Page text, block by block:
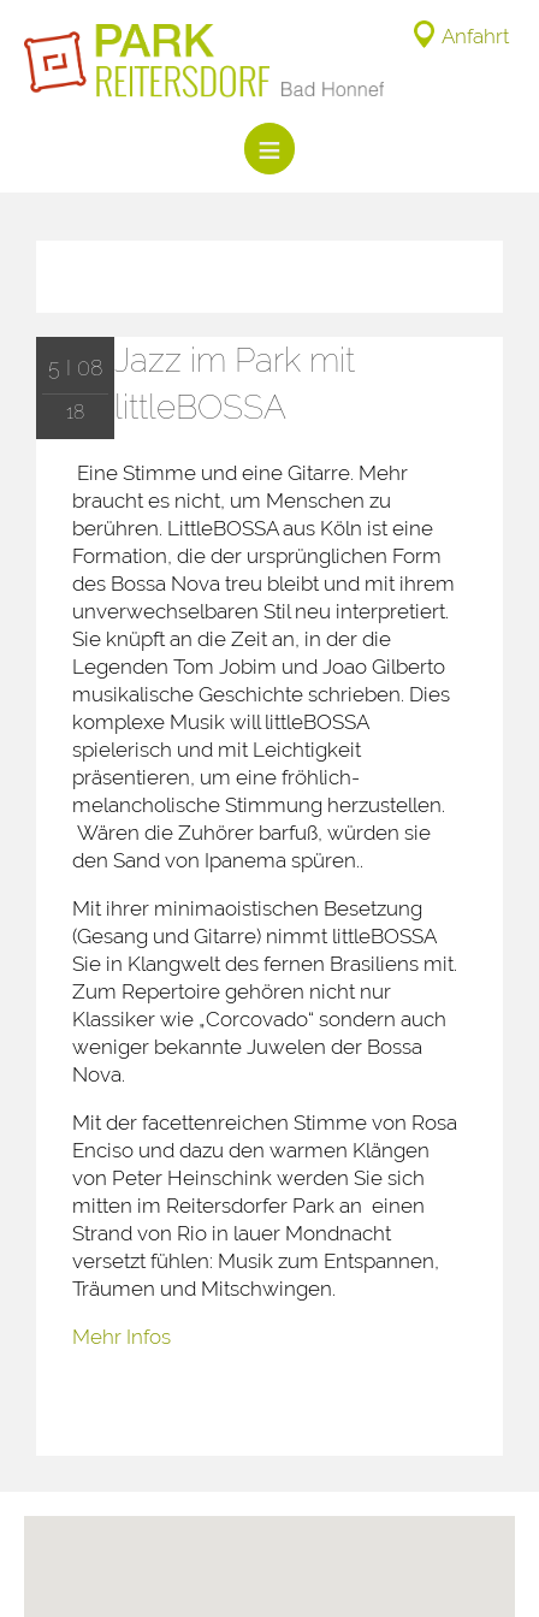
Anfahrt
5 I 08
18
Jazz im Park mit
littleBOSSA
Eine Stimme und eine Gitarre. Mehr
braucht es nicht, um Menschen zu
berühren. LittleBOSSA aus Köln ist eine
Formation, die der ursprünglichen Form
des Bossa Nova treu bleibt und mit ihrem
unverwechselbaren Stil neu interpretiert.
Sie knüpft an die Zeit an, in der die
Legenden Tom Jobim und Joao Gilberto
musikalische Geschichte schrieben. Dies
komplexe Musik will littleBOSSA
spielerisch und mit Leichtigkeit
präsentieren, um eine fröhlich-
melancholische Stimmung herzustellen.
Wären die Zuhörer barfuß, würden sie
den Sand von Ipanema spüren..
Mit ihrer minimaoistischen Besetzung
(Gesang und Gitarre) nimmt littleBOSSA
Sie in Klangwelt des fernen Brasiliens mit.
Zum Repertoire gehören nicht nur
Klassiker wie „Corcovado“ sondern auch
weniger bekannte Juwelen der Bossa
Nova.
Mit der facettenreichen Stimme von Rosa
Enciso und dazu den warmen Klängen
von Peter Heinschink werden Sie sich
mitten im Reitersdorfer Park an einen
Strand von Rio in lauer Mondnacht
versetzt fühlen: Musik zum Entspannen,
Träumen und Mitschwingen.
Mehr Infos